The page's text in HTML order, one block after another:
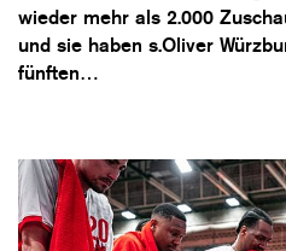
wieder mehr als 2.000
und sie haben s.Oliver
fünften…